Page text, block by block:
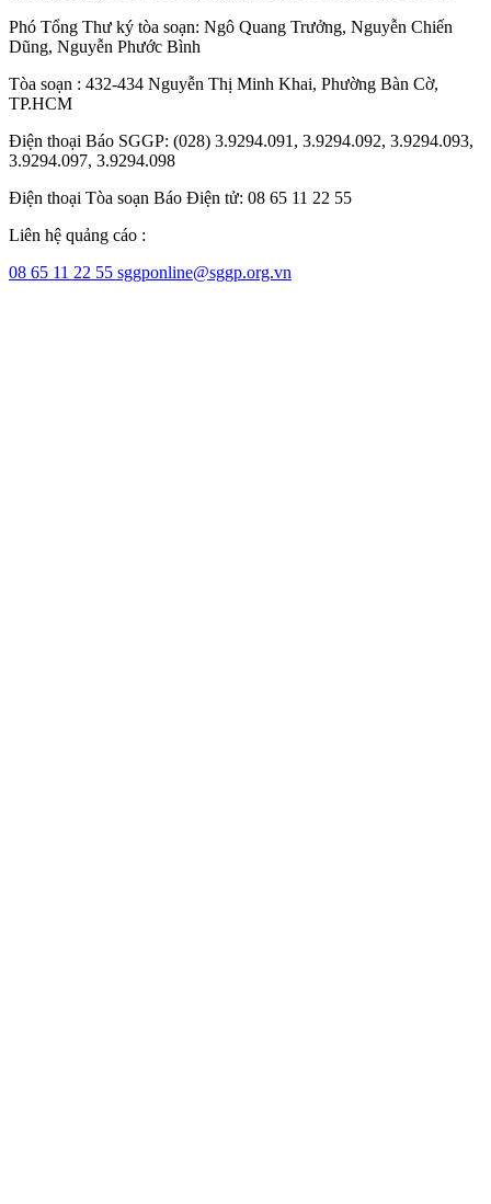
Phó Tổng Thư ký tòa soạn: Ngô Quang Trưởng, Nguyễn Chiến
Dũng, Nguyễn Phước Bình
Tòa soạn : 432-434 Nguyễn Thị Minh Khai, Phường Bàn Cờ,
TP.HCM
Điện thoại Báo SGGP: (028) 3.9294.091, 3.9294.092, 3.9294.093,
3.9294.097, 3.9294.098
Điện thoại Tòa soạn Báo Điện tử: 08 65 11 22 55
Liên hệ quảng cáo :
08 65 11 22 55 sggponline@sggp.org.vn